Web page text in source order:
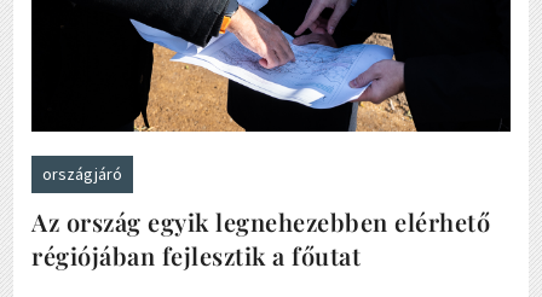
országjáró
Az ország egyik legnehezebben elérhető
régiójában fejlesztik a főutat